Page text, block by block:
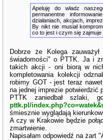
Apeluję do władz
permanentne
działaniach, akcjach,
By nikt nie musiał
co to jest i czym się zajmuje
Dobrze że Kolega
świadomości" o PTTK. Ja i
takich akcji - oni biorą w
kompletowania kolekcji
robimy GOT - jest teraz
na jednej imprezie potwierdzić
PTTK zaniedbał szlaki,
pttk.pl/
śmiesznie wyglądają
A czy w Krakowie będzie
zmartwienie.
Napisałam odpowiedź na żart